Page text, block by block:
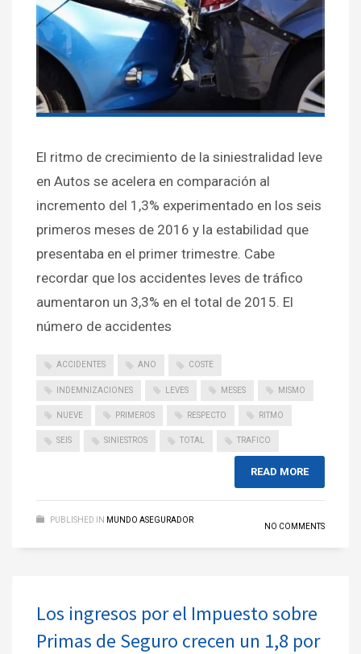
El ritmo de crecimiento de la siniestralidad leve
en Autos se acelera en comparación al
incremento del 1,3% experimentado en los seis
primeros meses de 2016 y la estabilidad que
presentaba en el primer trimestre. Cabe
recordar que los accidentes leves de tráfico
aumentaron un 3,3% en el total de 2015. El
número de accidentes
ACCIDENTES ANO COSTE
INDEMNIZACIONES LEVES MESES MISMO
NUEVE PRIMEROS RESPECTO RITMO
SEIS SINIESTROS TOTAL TRAFICO
READ MORE
PUBLISHED IN MUNDO ASEGURADOR
NO COMMENTS
Los ingresos por el Impuesto sobre
Primas de Seguro crecen un 1,8 por